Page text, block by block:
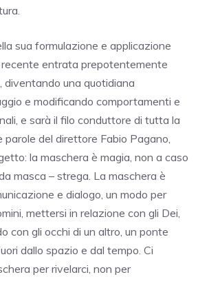
sua formulazione e applicazione
recente entrata prepotentemente
diventando una quotidiana
e modificando comportamenti e
e sarà il filo conduttore di tutta la
parole del direttore Fabio Pagano,
la maschera è magia, non a caso
masca – strega. La maschera è
e dialogo, un modo per
mettersi in relazione con gli Dei,
con gli occhi di un altro, un ponte
dallo spazio e dal tempo. Ci
per rivelarci, non per